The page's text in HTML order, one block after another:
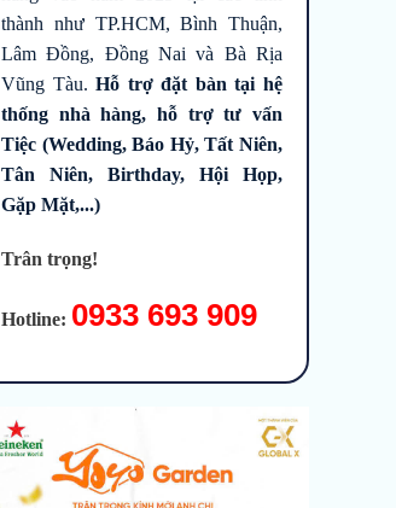
thành như TP.HCM, Bình Thuận,
Lâm Đồng, Đồng Nai và Bà Rịa
Vũng Tàu.Hỗ trợ đặt bàn tại hệ
thống nhà hàng, hỗ trợ tư vấn
Tiệc (Wedding, Báo Hỷ, Tất Niên,
Tân Niên, Birthday, Hội Họp,
Gặp Mặt,...)
Trân trọng!
Hotline: 0933 693 909